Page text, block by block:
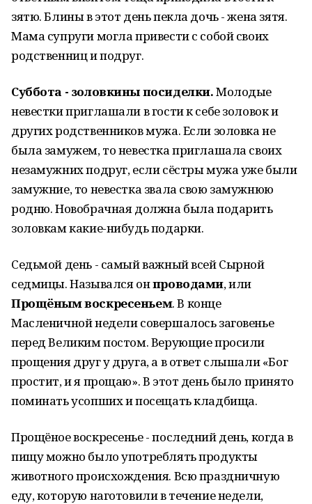
зятю. Блины в этот день пекла дочь - жена зятя.
Мама супруги могла привести с собой своих
родственниц и подруг.
Суббота - золовкины посиделки.Молодые
невестки приглашали в гости к себе золовок и
других родственников мужа. Если золовка не
была замужем, то невестка приглашала своих
незамужних подруг, если сёстры мужа уже были
замужние, то невестка звала свою замужнюю
родню. Новобрачная должна была подарить
золовкам какие-нибудь подарки.
Седьмой день - самый важный всей Сырной
седмицы. Назывался онпроводами, или
Прощёным воскресеньем. В конце
Масленичной недели совершалось заговенье
перед Великим постом. Верующие просили
прощения друг у друга, а в ответ слышали «Бог
простит, и я прощаю». В этот день было принято
поминать усопших и посещать кладбища.
Прощёное воскресенье - последний день, когда в
пищу можно было употреблять продукты
животного происхождения. Всю праздничную
еду, которую наготовили в течение недели,